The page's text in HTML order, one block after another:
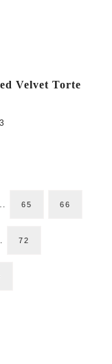
Velvet Torte
SEITE
65 SEITE
66
SEITE
72